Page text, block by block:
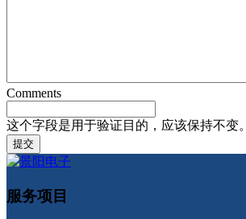
Comments
这个字段是用于验证目的，应该保持不变。
服务项目